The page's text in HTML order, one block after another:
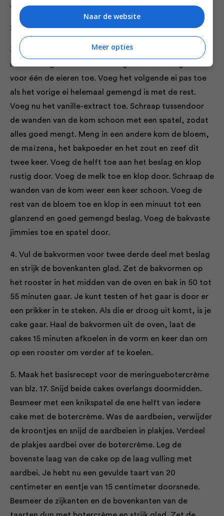
de bloem eruit.
2. Verwarm de oven voor op 175 °C.
3. Klop in een kom de boter en basterdsuiker met de
mixer met gardes tot het romig en wit is. Voeg één
voor één de eieren toe. Voeg het volgende ei pas toe
als het vorige ei helemaal gemengd is met de rest.
Voeg nu het vanille-extract toe. Schraap tussendoor
de wanden van de kom schoon met een spatel, zodat
alles goed mengt. Meng in een andere kom de bloem,
de maïzena, het bakpoeder en het zout en zeef dit
twee keer. Voeg de helft toe aan het beslag en klop
rustig door. Voeg de melk toe en klop door. Schraap de
wanden van de kom weer een keer schoon. Voeg de
rest van de bloem toe en klop in een minuut tot een
glanzend en goed gemengd beslag. Voeg de bakvaste
jimmies toe en spatel door.
4. Vul de bakvormen voor twee derde deel met beslag
en strijk de bovenkanten glad. Zet de bakvormen op
het rooster in het midden van de oven en bak in 50 tot
55 minuten gaar. Je kunt testen of het gaar is door er
een prikker in te steken. Als die er droog uit komt, is je
cake gaar. Haal de bakvormen uit de oven, laat de
cakes 15 minuten afkoelen in de vorm en keer dan om
op een rooster om verder af te koelen.
5. Maak het basisrecept voor de meringuebotercrème
van blz. 17. Snijd beide cakes overlangs doormidden.
Besmeer met een knikspatel de ene helft van iedere
cake met de botercrème. Was de aardbeien, verwijder
de kroontjes en snijd de aardbeien in plakjes. Verdeel
de plakjes aardbei over de botercrème. Leg de
bovenste laag van de cake op de laag vulling met
aardbei. Je hebt nu een gevulde taart van 20
centimeter en eentje van 15 centimeter doorsnede.
Besmeer de zijkanten en de bovenkanten van de
Naar de website
Meer opties